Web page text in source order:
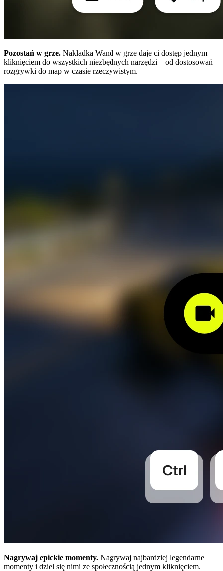
Pozostań w grze. Nakładka Wand w grze daje ci dostęp jednym
kliknięciem do wszystkich niezbędnych narzędzi – od dostosowań
rozgrywki do map w czasie rzeczywistym.
Nagrywaj epickie momenty. Nagrywaj najbardziej legendarne
momenty i dziel się nimi ze społecznością jednym kliknięciem.